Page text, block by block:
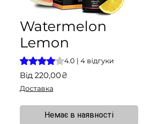
Watermelon
Lemon
Рейтинг: 4.0 із 5 зірок на основі 4
4.0 | 4 відгуки
Від 220,00₴
Доставка
Немає в наявності